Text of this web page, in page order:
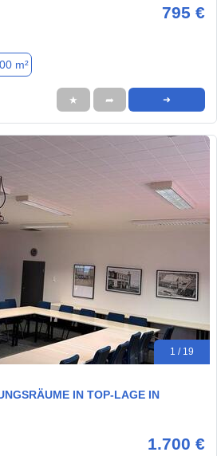
795 €
m²
★ ➦ ➜
1 / 19
IN TOP-LAGE IN
1.700 €